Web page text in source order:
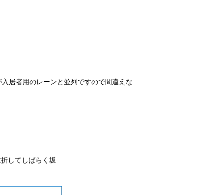
居者用のレーンと並列ですので間違えな
してしばらく坂